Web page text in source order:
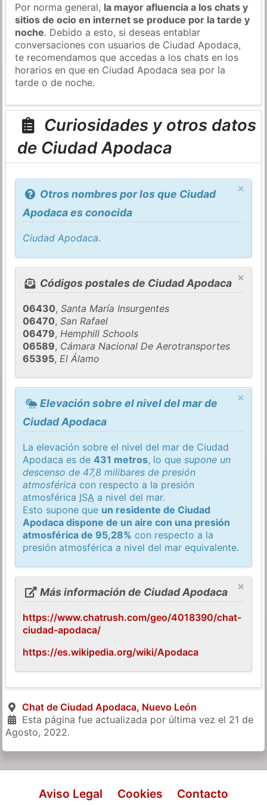
Por norma general, la mayor afluencia a los chats y
sitios de ocio en internet se produce por la tarde y
noche. Debido a esto, si deseas entablar
conversaciones con usuarios de Ciudad Apodaca,
te recomendamos que accedas a los chats en los
horarios en que en Ciudad Apodaca sea por la
tarde o de noche.
Curiosidades y otros datos
de Ciudad Apodaca
×
Otros nombres por los que Ciudad
Apodaca es conocida
Ciudad Apodaca.
×
Códigos postales de Ciudad Apodaca
06430,Santa María Insurgentes
06470,San Rafael
06479, Hemphill Schools
06589, Cámara Nacional De Aerotransportes
65395, El Álamo
×
Elevación sobre el nivel del mar de
Ciudad Apodaca
La elevación sobre el nivel del mar de Ciudad
Apodaca es de431 metros, lo quesupone un
descenso de 47,8 milibares de presión
atmosférica con respecto a la presión
atmosférica ISA a nivel del mar.
Esto supone que un residente de Ciudad
Apodaca dispone de un aire con una presión
atmosférica de 95,28% con respecto a la
presión atmosférica a nivel del mar equivalente.
×
Más información de Ciudad Apodaca
https://www.chatrush.com/geo/4018390/chat-
ciudad-apodaca/
https://es.wikipedia.org/wiki/Apodaca
Chat de Ciudad Apodaca, Nuevo León
Esta página fue actualizada por última vez el 21 de
Agosto, 2022.
Aviso Legal Cookies Contacto